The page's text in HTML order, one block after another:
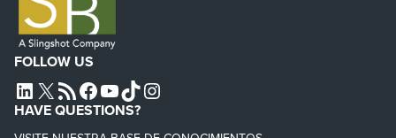
FOLLOW US
L4SB LINKEDIN
X L4SB RSS FEEDL4SB FACEBOOK
L4SB YOUTUBE
TIKTOKINSTAGRAM
HAVE QUESTIONS?